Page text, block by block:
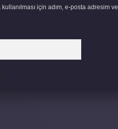
için adım, e-posta adresim